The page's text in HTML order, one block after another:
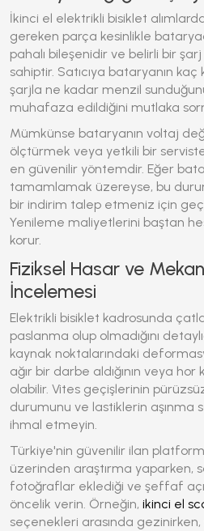
İkinci el elektrikli bisiklet
gereken parça kesinlikle
pahalı bileşenidir ve belirli bir
sahiptir. Satıcıya bataryanın
şarjla ne kadar menzil
muhafaza edildiğini mutlaka
Mümkünse bataryanın voltaj
ölçtürmek veya yetkili bir
en güvenilir yöntemdir. Eğer
tamamlamak üzereyse, bu
bir indirim talep etmeniz için
Yenileme maliyetlerini baştan
korur.
Fiziksel Hasar ve
İncelemesi
Elektrikli bisiklet kadrosunda
paslanma olup olmadığını
kaynak noktalarındaki
ağır bir darbe aldığının veya hor
olabilir. Vites geçişlerinin
durumunu ve lastiklerin aşınma
ihmal etmeyin.
Türkiye'nin güvenilir ilan
üzerinden araştırma yaparken,
fotoğraflar eklediği ve şeffaf
öncelik verin. Örneğin, ikinci el
seçenekleri arasında gezinirken,